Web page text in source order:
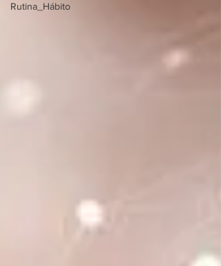
Rutina_Hábito